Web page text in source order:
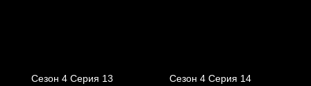
Сезон 4 Серия 13 Сезон 4 Серия 14